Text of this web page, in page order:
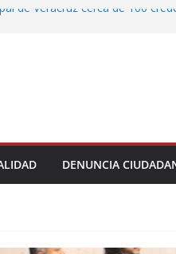
de Veracruz cerca de 100
no es tala ilegal
DENUNCIA